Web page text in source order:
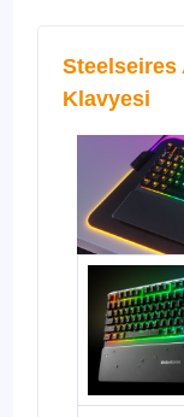
Steelseires
Klavyesi